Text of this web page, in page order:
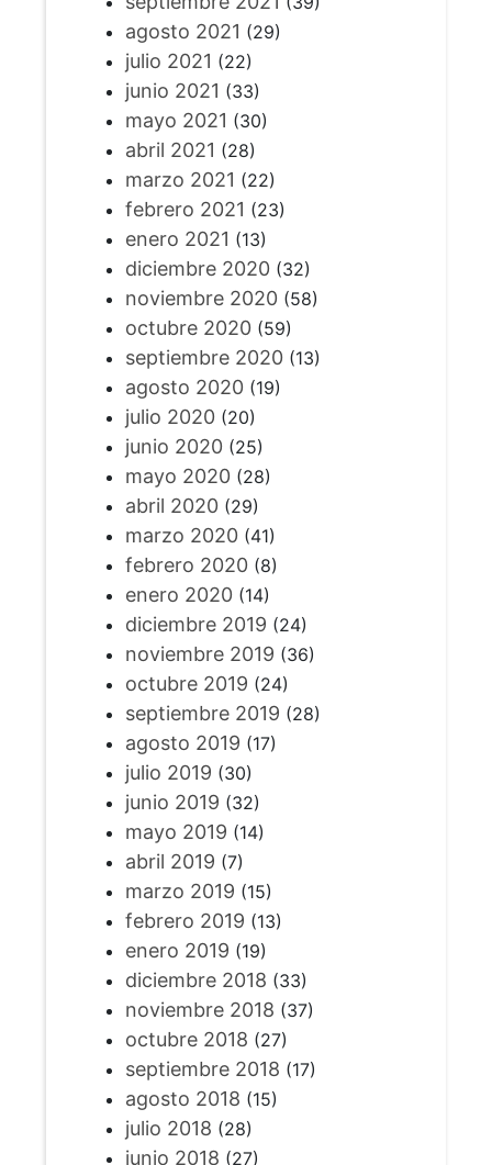
agosto 2021 (29)
julio 2021 (22)
junio 2021 (33)
mayo 2021 (30)
abril 2021 (28)
marzo 2021 (22)
febrero 2021 (23)
enero 2021 (13)
diciembre 2020(32)
noviembre 2020(58)
octubre 2020(59)
septiembre 2020(13)
agosto 2020(19)
julio 2020(20)
junio 2020(25)
mayo 2020(28)
abril 2020(29)
marzo 2020(41)
febrero 2020(8)
enero 2020(14)
diciembre 2019 (24)
noviembre 2019 (36)
octubre 2019 (24)
septiembre 2019 (28)
agosto 2019 (17)
julio 2019 (30)
junio 2019 (32)
mayo 2019 (14)
abril 2019 (7)
marzo 2019 (15)
febrero 2019 (13)
enero 2019 (19)
diciembre 2018 (33)
noviembre 2018 (37)
octubre 2018 (27)
septiembre 2018 (17)
agosto 2018 (15)
julio 2018 (28)
junio 2018 (27)